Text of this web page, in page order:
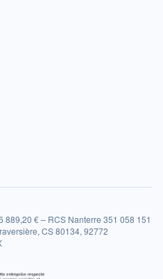
889,20 € – RCS Nanterre 351 058 151
CS 80134, 92772